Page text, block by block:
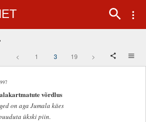
< 1 3 19 >
võrdlus
on aga Jumala käes
ükski piin.